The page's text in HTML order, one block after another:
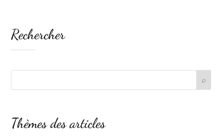
Rechercher
Thèmes des articles